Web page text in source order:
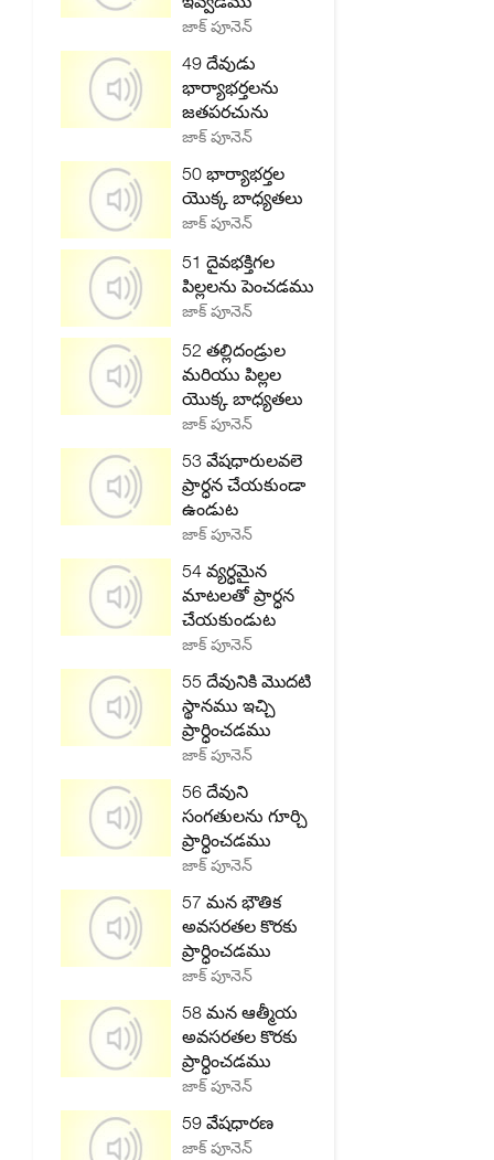
జాక్ పూనెన్
49 దేవుడు
భార్యాభర్తలను
జతపరచును
జాక్ పూనెన్
50 భార్యాభర్తల
యొక్క బాధ్యతలు
జాక్ పూనెన్
51 దైవభక్తిగల
పిల్లలను పెంచడము
జాక్ పూనెన్
52 తల్లిదండ్రుల
మరియు పిల్లల
యొక్క బాధ్యతలు
జాక్ పూనెన్
53 వేషధారులవలె
ప్రార్ధన చేయకుండా
ఉండుట
జాక్ పూనెన్
54 వ్యర్ధమైన
మాటలతో ప్రార్ధన
చేయకుండుట
జాక్ పూనెన్
55 దేవునికి మొదటి
స్థానము ఇచ్చి
ప్రార్ధించడము
జాక్ పూనెన్
56 దేవుని
సంగతులను గూర్చి
ప్రార్ధించడము
జాక్ పూనెన్
57 మన భౌతిక
అవసరతల కొరకు
ప్రార్ధించడము
జాక్ పూనెన్
58 మన ఆత్మీయ
అవసరతల కొరకు
ప్రార్ధించడము
జాక్ పూనెన్
59 వేషధారణ
జాక్ పూనెన్